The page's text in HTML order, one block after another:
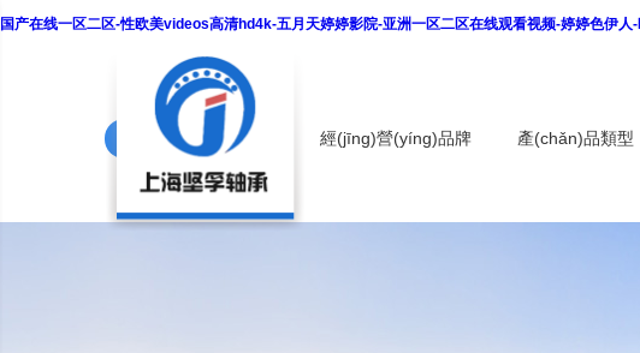
国产在线一区二区-性欧美videos高清hd4k-五月天婷婷影院-亚洲一区二区在线观看视频-婷婷色伊
首頁 NSK軸承 經(jīng)營(yíng)品牌 產(chǎn)品類型
軸承報(bào)價(jià)